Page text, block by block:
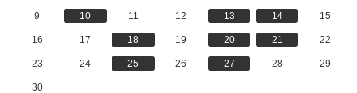
9 10 11 12 13 14 15
16 17 18 19 20 21 22
23 24 25 26 27 28 29
30